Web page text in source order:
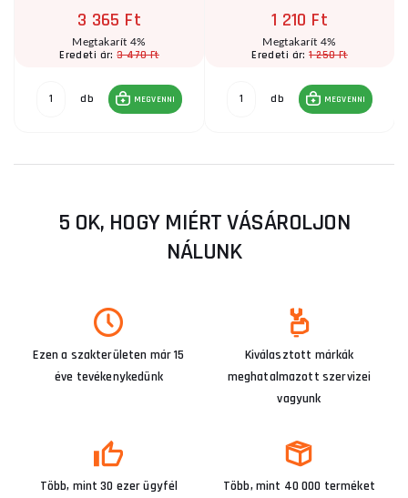
3 365 Ft
Megtakarít 4%
Eredeti ár:3 470 Ft
db MEGVENNI
1 210 Ft
Megtakarít 4%
Eredeti ár:1 250 Ft
db MEGVENNI
5 OK, HOGY MIÉRT VÁSÁROLJON
NÁLUNK
Ezen a szakterületen már 15
éve tevékenykedünk
Kiválasztott márkák
meghatalmazott szervizei
vagyunk
Több, mint 30 ezer ügyfél
Több, mint 40 000 terméket